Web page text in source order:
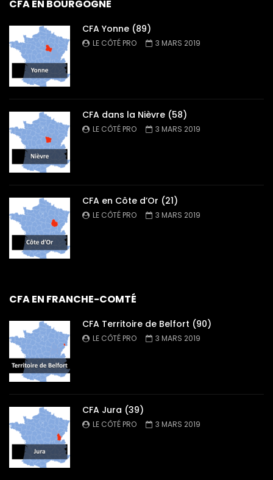
CFA EN BOURGOGNE
CFA Yonne (89)
LE CÔTÉ PRO 3 MARS 2019
CFA dans la Nièvre (58)
LE CÔTÉ PRO 3 MARS 2019
CFA en Côte d’Or (21)
LE CÔTÉ PRO 3 MARS 2019
CFA EN FRANCHE-COMTÉ
CFA Territoire de Belfort (90)
LE CÔTÉ PRO 3 MARS 2019
CFA Jura (39)
LE CÔTÉ PRO 3 MARS 2019